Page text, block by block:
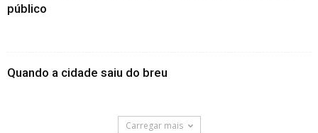
público
Quando a cidade saiu do breu
Carregar mais